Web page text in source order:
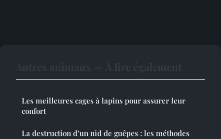
Les meilleures cages à lapins pour assurer leur
confort
La destruction d’un nid de guêpes : les méthodes